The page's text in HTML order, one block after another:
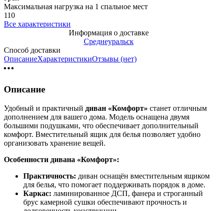
Максимальная нагрузка на 1 спальное мест
110
Все характеристики
Информация о доставке
Среднеуральск
Способ доставки
ОписаниеХарактеристикиОтзывы (нет)
Описание
Удобный и практичный диван «Комфорт» станет отличным
дополнением для вашего дома. Модель оснащена двумя
большими подушками, что обеспечивает дополнительный
комфорт. Вместительный ящик для белья позволяет удобно
организовать хранение вещей.
Особенности дивана «Комфорт»:
Практичность: диван оснащён вместительным ящиком
для белья, что помогает поддерживать порядок в доме.
Каркас: ламинированное ДСП, фанера и строганный
брус камерной сушки обеспечивают прочность и